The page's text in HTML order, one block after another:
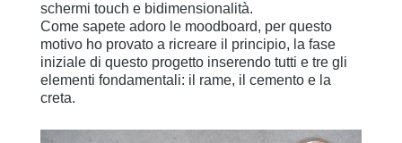
schermi touch e bidimensionalità.
Come sapete adoro le moodboard, per questo
motivo ho provato a ricreare il principio, la fase
iniziale di questo progetto inserendo tutti e tre gli
elementi fondamentali: il rame, il cemento e la
creta.